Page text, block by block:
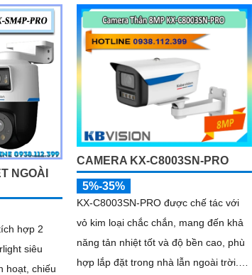
NGOÀI
hợp 2
siêu
hoạt, chiếu
CAMERA KX-C8003SN-PRO
5%-35%
KX-C8003SN-PRO được chế tác với
vỏ kim loại chắc chắn, mang đến khả
năng tản nhiệt tốt và độ bền cao, phù
hợp lắp đặt trong nhà lẫn ngoài trời.